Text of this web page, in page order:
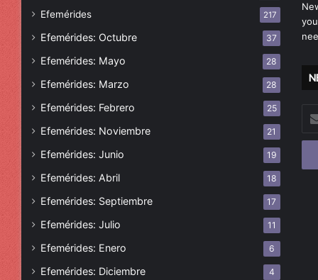
Efemérides 217
Efemérides: Octubre 37
Efemérides: Mayo 28
Efemérides: Marzo 28
Efemérides: Febrero 25
Efemérides: Noviembre 21
Efemérides: Junio 19
Efemérides: Abril 18
Efemérides: Septiembre 17
Efemérides: Julio 11
Efemérides: Enero 6
Efemérides: Diciembre 4